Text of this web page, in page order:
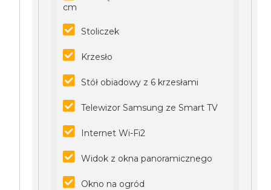
cm
Stoliczek
Krzesło
Stół obiadowy z 6 krzesłami
Telewizor Samsung ze Smart TV
Internet Wi-Fi2
Widok z okna panoramicznego
Okno na ogród